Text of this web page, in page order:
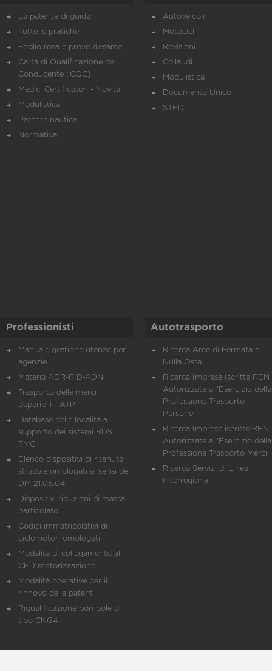
La patente di guida
Tutte le pratiche
Foglio rosa e prove d’esame
Carta di Qualificazione del
Conducente (CQC)
Medici Certificatori - Novità
Modulistica
Patente nautica
Normativa
Autoveicoli
Motocicli
Revisioni
Collaudi
Modulistica
Documento Unico
STED
Professionisti
Manuale gestione utenze per
agenzie
Materia ADR-RID-ADN
Trasporto delle merci
deperibili - ATP
Database delle località a
supporto dei sistemi RDS
TMC
Elenco dispositivi di ritenuta
stradale omologati ai sensi del
DM 21.06.04
Dispositivi riduzioni di massa
particolato
Codici immatricolativi di
ciclomotori omologati
Modalità di collegamento al
CED motorizzazione
Modalità operative per il
rinnovo delle patenti
Riqualificazione bombole di
tipo CNG4
Autotrasporto
Ricerca Aree di Fermata e
Nulla Osta
Ricerca Imprese Iscritte REN
Autorizzate all'Esercizio della
Professione Trasporto
Persone
Ricerca Imprese iscritte REN
Autorizzate all'Esercizio della
Professione Trasporto Merci
Ricerca Servizi di Linea
Interregionali